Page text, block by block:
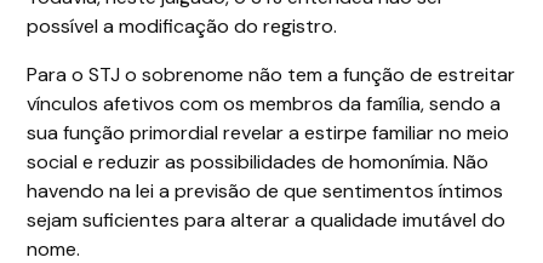
possível a modificação do registro.
Para o STJ o sobrenome não tem a função de estreitar
vínculos afetivos com os membros da família, sendo a
sua função primordial revelar a estirpe familiar no meio
social e reduzir as possibilidades de homonímia. Não
havendo na lei a previsão de que sentimentos íntimos
sejam suficientes para alterar a qualidade imutável do
nome.